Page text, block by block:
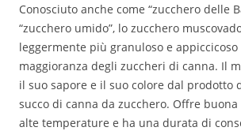
Conosciuto anche come “zucchero delle
“zucchero umido”, lo zucchero
leggermente più granuloso e
maggioranza degli zuccheri di canna. Il
il suo sapore e il suo colore dal prodotto
succo di canna da zucchero. Offre
alte temperature e ha una durata di